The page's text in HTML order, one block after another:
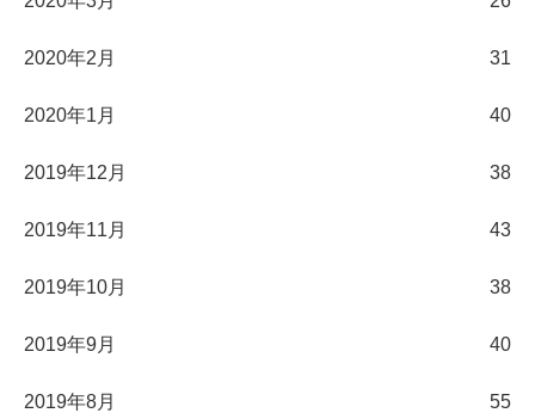
2020年2月 31
2020年1月 40
2019年12月 38
2019年11月 43
2019年10月 38
2019年9月 40
2019年8月 55